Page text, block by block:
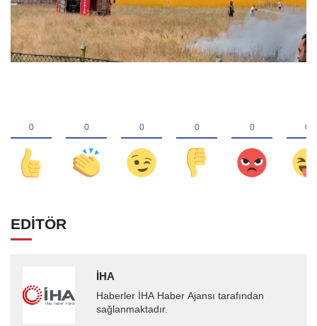
EDİTÖR
İHA
Haberler İHA Haber Ajansı tarafından
sağlanmaktadır.